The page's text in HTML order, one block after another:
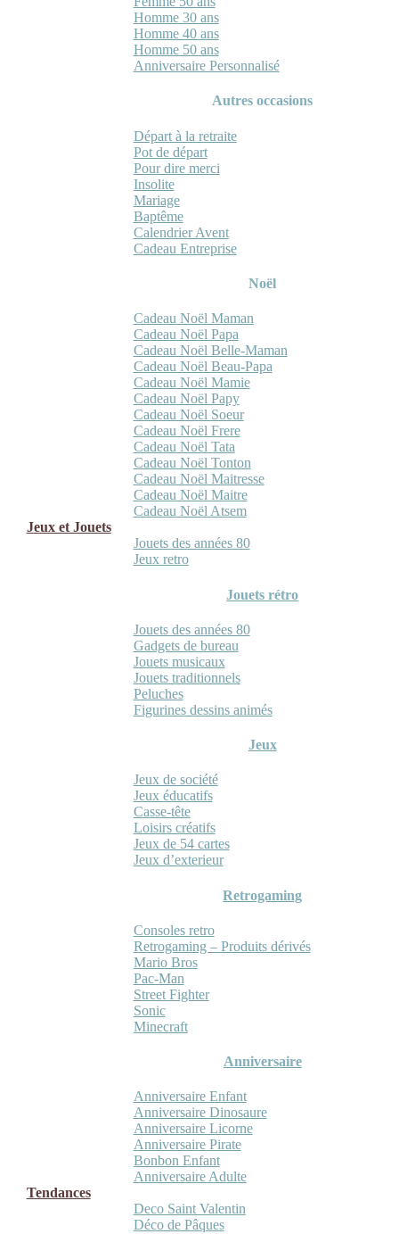
Homme 30 ans
Homme 40 ans
Homme 50 ans
Anniversaire Personnalisé
Autres occasions
Départ à la retraite
Pot de départ
Pour dire merci
Insolite
Mariage
Baptême
Calendrier Avent
Cadeau Entreprise
Noël
Cadeau Noël Maman
Cadeau Noël Papa
Cadeau Noël Belle-Maman
Cadeau Noël Beau-Papa
Cadeau Noël Mamie
Cadeau Noël Papy
Cadeau Noël Soeur
Cadeau Noël Frere
Cadeau Noël Tata
Cadeau Noël Tonton
Cadeau Noël Maitresse
Cadeau Noël Maitre
Cadeau Noël Atsem
Jeux et Jouets
Jouets des années 80
Jeux retro
Jouets rétro
Jouets des années 80
Gadgets de bureau
Jouets musicaux
Jouets traditionnels
Peluches
Figurines dessins animés
Jeux
Jeux de société
Jeux éducatifs
Casse-tête
Loisirs créatifs
Jeux de 54 cartes
Jeux d’exterieur
Retrogaming
Consoles retro
Retrogaming – Produits dérivés
Mario Bros
Pac-Man
Street Fighter
Sonic
Minecraft
Anniversaire
Anniversaire Enfant
Anniversaire Dinosaure
Anniversaire Licorne
Anniversaire Pirate
Bonbon Enfant
Anniversaire Adulte
Tendances
Deco Saint Valentin
Déco de Pâques